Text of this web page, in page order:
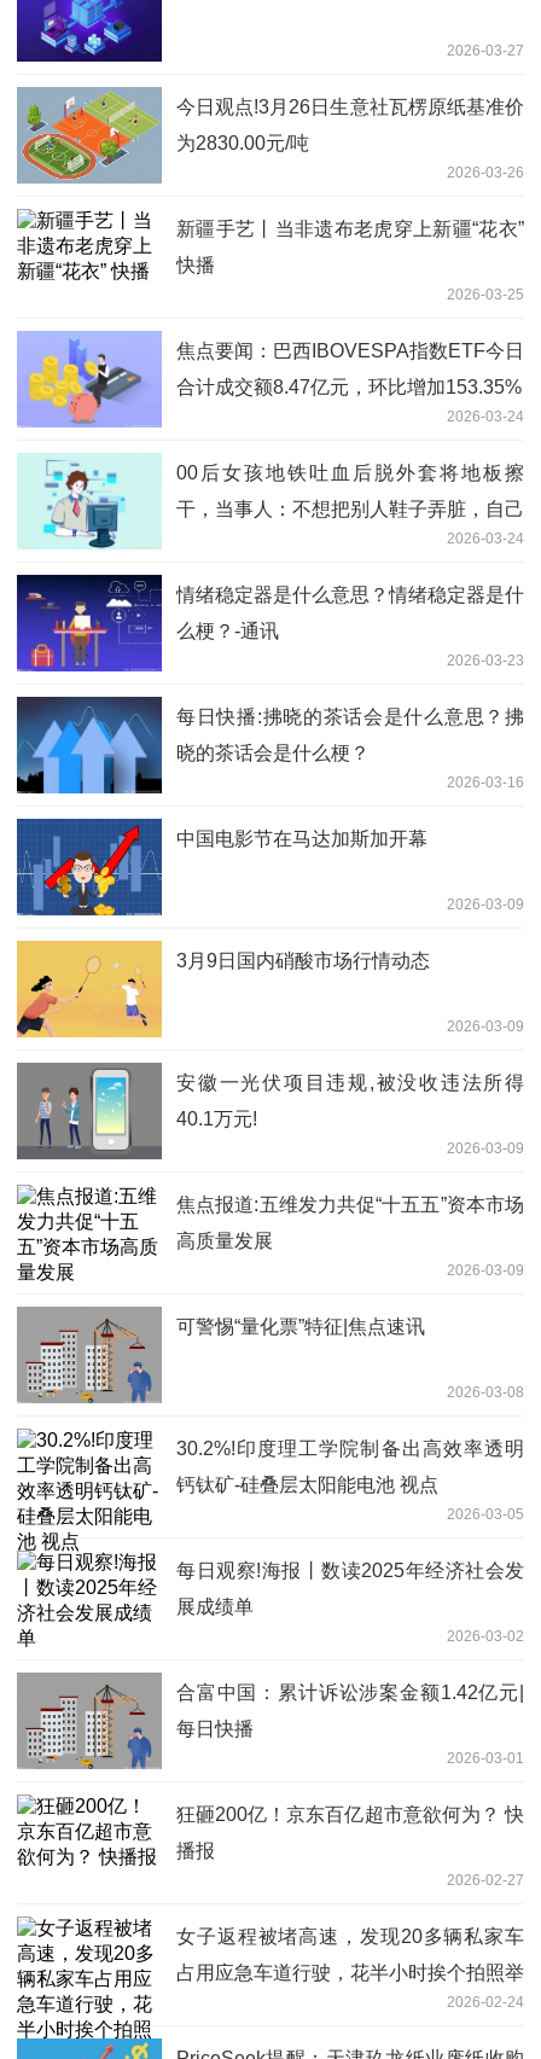
2026-03-27
今日观点!3月26日生意社瓦楞原纸基准价
为2830.00元/吨
2026-03-26
新疆手艺丨当非遗布老虎穿上新疆“花衣”
快播
2026-03-25
焦点要闻：巴西IBOVESPA指数ETF今日
合计成交额8.47亿元，环比增加153.35%
2026-03-24
00后女孩地铁吐血后脱外套将地板擦
干，当事人：不想把别人鞋子弄脏，自己
病情严重，当天还收到病危通知 今头条
2026-03-24
情绪稳定器是什么意思？情绪稳定器是什
么梗？-通讯
2026-03-23
每日快播:拂晓的茶话会是什么意思？拂
晓的茶话会是什么梗？
2026-03-16
中国电影节在马达加斯加开幕
2026-03-09
3月9日国内硝酸市场行情动态
2026-03-09
安徽一光伏项目违规,被没收违法所得
40.1万元!
2026-03-09
焦点报道:五维发力共促“十五五”资本市场
高质量发展
2026-03-09
可警惕“量化票”特征|焦点速讯
2026-03-08
30.2%!印度理工学院制备出高效率透明
钙钛矿-硅叠层太阳能电池 视点
2026-03-05
每日观察!海报丨数读2025年经济社会发
展成绩单
2026-03-02
合富中国：累计诉讼涉案金额1.42亿元|
每日快播
2026-03-01
狂砸200亿！京东百亿超市意欲何为？ 快
播报
2026-02-27
女子返程被堵高速，发现20多辆私家车
占用应急车道行驶，花半小时挨个拍照举
报，当事人发声；交警回应：处理中_热
2026-02-24